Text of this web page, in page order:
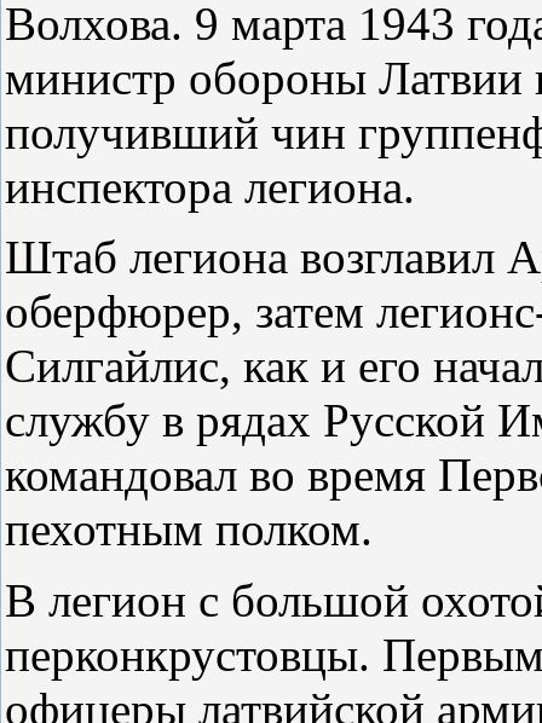
Волхова. 9 марта 1943
министр обороны Латвии
получивший чин
инспектора легиона.
Штаб легиона возглавил
оберфюрер, затем
Силгайлис, как и его
службу в рядах Русской
командовал во время
пехотным полком.
В легион с большой
перконкрустовцы.
офицеры латвийской